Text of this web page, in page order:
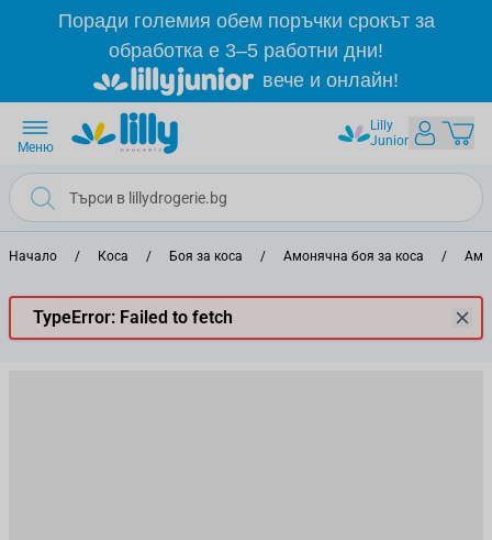
Прескачане към съдържанието
Поради големия обем поръчки срокът за
обработка е 3–5 работни дни!
вече и онлайн!
Lilly
Junior
Меню
Начало / Коса / Боя за коса / Амонячна боя за коса /
TypeError: Failed to fetch